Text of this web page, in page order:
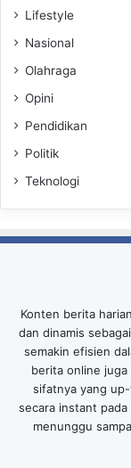
Lifestyle
Nasional
Olahraga
Opini
Pendidikan
Politik
Teknologi
Konten berita
dan dinamis
semakin efisien
berita online juga
sifatnya yang
secara instant
menunggu